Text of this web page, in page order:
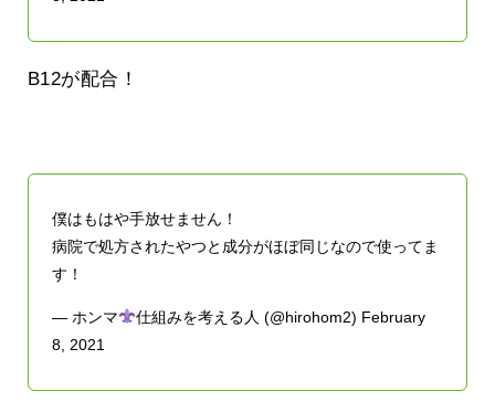
B12が配合！
僕はもはや手放せません！
病院で処方されたやつと成分がほぼ同じなので使ってま
す！
— ホンマ 仕組みを考える人 (@hirohom2) February
8, 2021